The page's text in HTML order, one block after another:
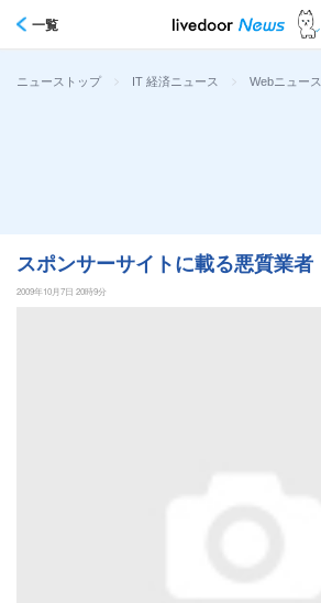
一覧
ニューストップ > IT 経済ニュース > Webニュース
スポンサーサイトに載る悪質業者
2009年10月7日 20時9分